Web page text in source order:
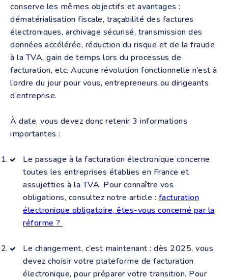
conserve les mêmes objectifs et avantages :
dématérialisation fiscale, traçabilité des factures
électroniques, archivage sécurisé, transmission des
données accélérée, réduction du risque et de la fraude
à la TVA, gain de temps lors du processus de
facturation, etc. Aucune révolution fonctionnelle n’est à
l’ordre du jour pour vous, entrepreneurs ou dirigeants
d’entreprise.
À date, vous devez donc retenir 3 informations
importantes :
Le passage à la facturation électronique concerne
toutes les entreprises établies en France et
assujetties à la TVA. Pour connaître vos
obligations, consultez notre article : facturation
électronique obligatoire, êtes-vous concerné par la
réforme ?
Le changement, c’est maintenant : dès 2025, vous
devez choisir votre plateforme de facturation
électronique, pour préparer votre transition. Pour